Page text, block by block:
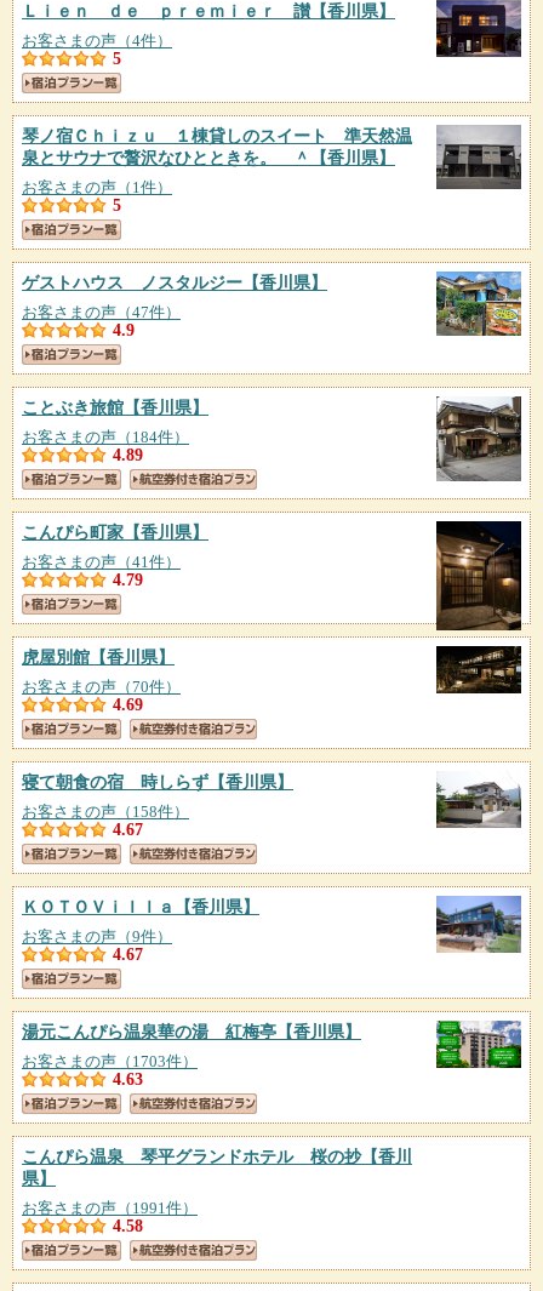
Ｌｉｅｎ ｄｅ ｐｒｅｍｉｅｒ 讃【香川県】
お客さまの声（4件）
5
琴ノ宿Ｃｈｉｚｕ １棟貸しのスイート 準天然温
泉とサウナで贅沢なひとときを。 ＾
【香川県】
お客さまの声（1件）
5
ゲストハウス ノスタルジー 【香川県】
お客さまの声（47件）
4.9
ことぶき旅館 【香川県】
お客さまの声（184件）
4.89
こんぴら町家 【香川県】
お客さまの声（41件）
4.79
虎屋別館 【香川県】
お客さまの声（70件）
4.69
寝て朝食の宿 時しらず 【香川県】
お客さまの声（158件）
4.67
ＫＯＴＯＶｉｌｌａ 【香川県】
お客さまの声（9件）
4.67
湯元こんぴら温泉華の湯 紅梅亭 【香川県】
お客さまの声（1703件）
4.63
こんぴら温泉 琴平グランドホテル 桜の抄【香川
県】
お客さまの声（1991件）
4.58